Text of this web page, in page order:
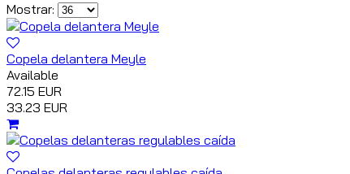
Mostrar:
Copela delantera Meyle
Available
72.15 EUR
33.23 EUR